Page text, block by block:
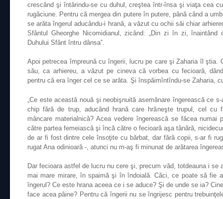
crescând şi întărindu-se cu duhul, creştea într-însa şi viaţa cea
rugăciune. Pentru că mergea din putere în putere, până când a
se arăta îngerul aducându-i hrană, a văzut cu ochii săi chiar
Sfântul Gheorghe Nicomidianul, zicând: „Din zi în zi,
Duhului Sfânt întru dânsa”.
Apoi petrecea împreună cu îngerii, lucru pe care şi Zaharia îl ştia.
său, ca arhiereu, a văzut pe cineva că vorbea cu fecioară,
pentru că era înger cel ce se arăta. Şi înspăimîntîndu-se Zaharia,
„Ce este această nouă şi neobişnuită asemănare îngerească ce
chip fără de trup, aducând hrană care hrăneşte trupul, cel cu
mâncare materialnică? Acea vedere îngerească se făcea numai
către partea femeiască şi încă către o fecioară aşa tânără,
de ar fi fost dintre cele însoţite cu bărbat, dar fără copii, s-ar fi
rugat Ana odinioară -, atunci nu m-aş fi minunat de arătarea
Dar fecioara astfel de lucru nu cere şi, precum văd, totdeauna i se
mai mare mirare, în spaimă şi în îndoială. Căci, ce poate să fie
îngerul? Ce este hrana aceea ce i se aduce? Şi de unde se ia?
face acea pâine? Pentru că îngerii nu se îngrijesc pentru